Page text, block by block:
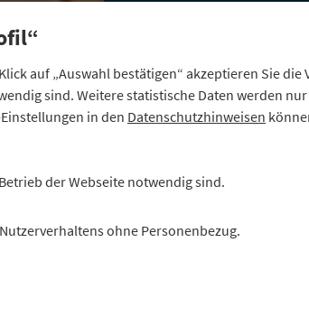
gelebter
auf „Auswahl bestätigen“ akzeptieren Sie
sind. Weitere statistische Daten werden
in den Datenschutzhinweisen
der Webseite notwendig sind.
ohne Personenbezug.